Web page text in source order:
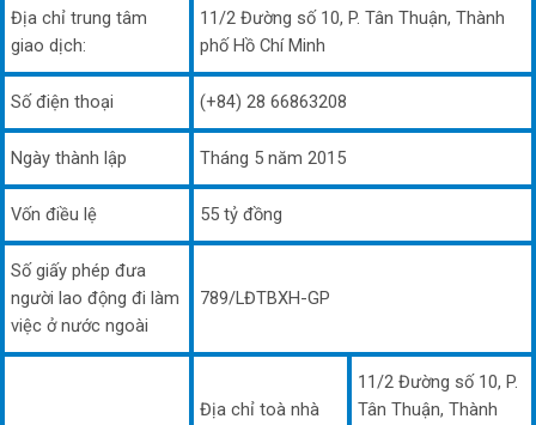
Địa chỉ trung tâm
giao dịch:
11/2 Đường số 10, P. Tân Thuận, Thành
phố Hồ Chí Minh
Số điện thoại (+84) 28 66863208
Ngày thành lập Tháng 5 năm 2015
Vốn điều lệ 55 tỷ đồng
Số giấy phép đưa
người lao động đi làm
việc ở nước ngoài
789/LĐTBXH-GP
Địa chỉ toà nhà
11/2 Đường số 10, P.
Tân Thuận, Thành